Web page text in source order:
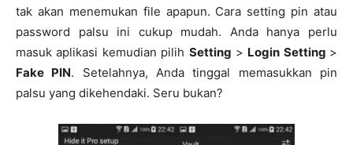
tak akan menemukan file apapun. Cara setting pin atau
password palsu ini cukup mudah. Anda hanya perlu
masuk aplikasi kemudian pilih Setting > Login Setting >
Fake PIN. Setelahnya, Anda tinggal memasukkan pin
palsu yang dikehendaki. Seru bukan?